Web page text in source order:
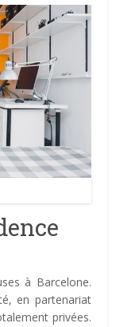
à Barcelone.
en partenariat
privées.